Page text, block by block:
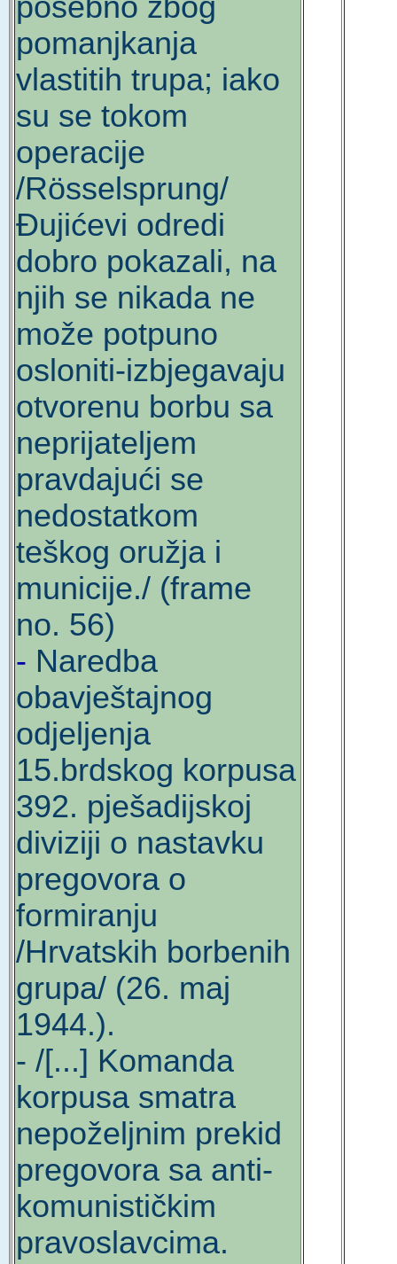
posebno zbog
pomanjkanja
vlastitih trupa; iako
su se tokom
operacije
/Rösselsprung/
Đujićevi odredi
dobro pokazali, na
njih se nikada ne
može potpuno
osloniti-izbjegavaju
otvorenu borbu sa
neprijateljem
pravdajući se
nedostatkom
teškog oružja i
municije./ (frame
no. 56)
- Naredba
obavještajnog
odjeljenja
15.brdskog korpusa
392. pješadijskoj
diviziji o nastavku
pregovora o
formiranju
/Hrvatskih borbenih
grupa/ (26. maj
1944.).
- /[...] Komanda
korpusa smatra
nepoželjnim prekid
pregovora sa anti-
komunističkim
pravoslavcima.